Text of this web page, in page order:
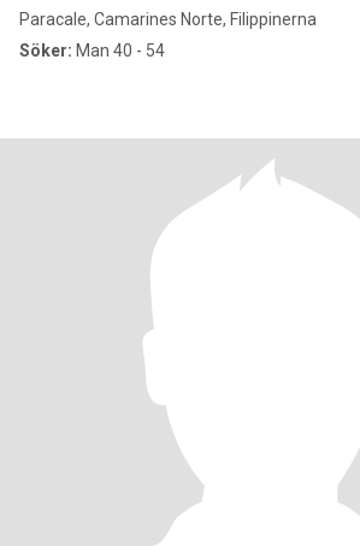
Paracale, Camarines Norte, Filippinerna
Söker: Man 40 - 54